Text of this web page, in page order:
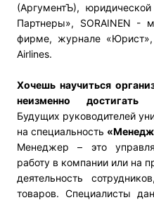
(АргументЪ),
Партнеры», SORAINEN -
фирме, журнале «Юрист»,
Airlines.
Хочешь научиться
неизменно достигать
Будущих руководителей
на специальность
Менеджер – это
работу в компании или на
деятельность
товаров. Специалисты